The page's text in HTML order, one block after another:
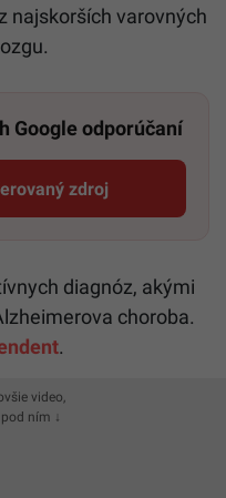
najskorších varovných
Google odporúčaní
zdroj
odkaz sa otvorí v
diagnóz, akými
choroba.
.
video,
ním ↓